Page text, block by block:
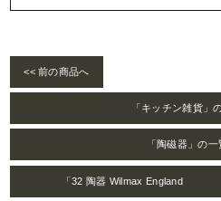
<< 前の商品へ
「キッチン雑貨」
「陶磁器」の
「32 陶器 Wilmax England